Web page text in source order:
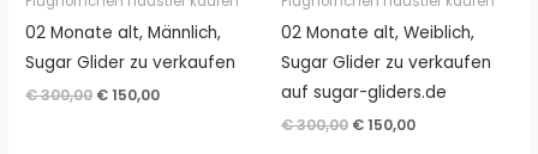
02 Monate alt, Männlich,
Sugar Glider zu verkaufen
€300,00 Ursprünglicher
€150,00Aktueller
02 Monate alt, Weiblich,
Sugar Glider zu verkaufen
auf sugar-gliders.de
€300,00 Ursprünglicher
€150,00Aktueller